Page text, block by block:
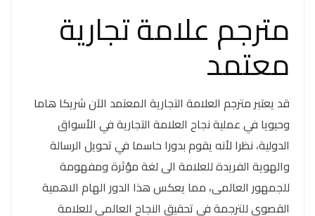
مترجم علامة تجارية
معتمد
قد يعتبر مترجم العلامة التجارية المعتمد الآن شريكا هاما
وحيويا في عملية نجاح العلامة التجارية في الأسواق
الدولية، نظرا لأنه يقوم بدورا حاسما في تحويل الرسالة
والهوية الفريدة للعلامة الى لغة مؤثرة ومفهومة
للجمهور العالمى، مما يعكس هذا الدور الهام الاهمية
القصوى للترجمة في تحقيق النجاح العالمي للعلامة